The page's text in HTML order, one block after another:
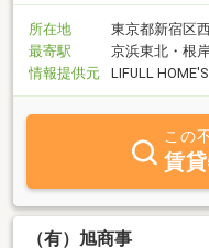
も、できる限りお手伝いさ
所在地
東京都新宿区
最寄駅
京浜東北・根
情報提供元
LIFULL HOME'S
この
賃
（有）旭商事